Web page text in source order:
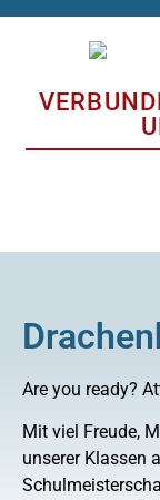
Are you ready?
Mit viel Freude,
unserer Klassen